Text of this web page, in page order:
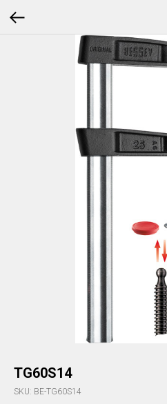
TG60S14
SKU: BE-TG60S14